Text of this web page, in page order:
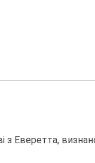
Еверетта,